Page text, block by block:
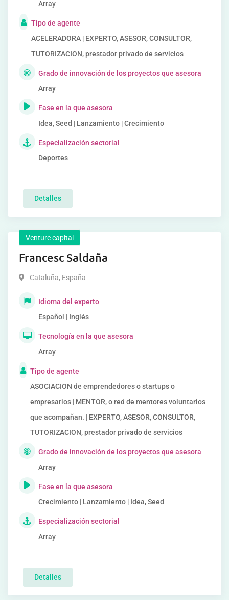
Array
Tipo de agente
ACELERADORA | EXPERTO, ASESOR, CONSULTOR,
TUTORIZACION, prestador privado de servicios
Grado de innovación de los proyectos que asesora
Array
Fase en la que asesora
Idea, Seed | Lanzamiento | Crecimiento
Especialización sectorial
Deportes
Detalles
Venture capital
Francesc Saldaña
Cataluña, España
Idioma del experto
Español | Inglés
Tecnología en la que asesora
Array
Tipo de agente
ASOCIACION de emprendedores o startups o
empresarios | MENTOR, o red de mentores voluntarios
que acompañan. | EXPERTO, ASESOR, CONSULTOR,
TUTORIZACION, prestador privado de servicios
Grado de innovación de los proyectos que asesora
Array
Fase en la que asesora
Crecimiento | Lanzamiento | Idea, Seed
Especialización sectorial
Array
Detalles